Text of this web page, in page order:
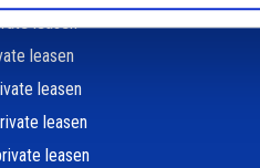
leasen
leasen
leasen
leasen
leasen